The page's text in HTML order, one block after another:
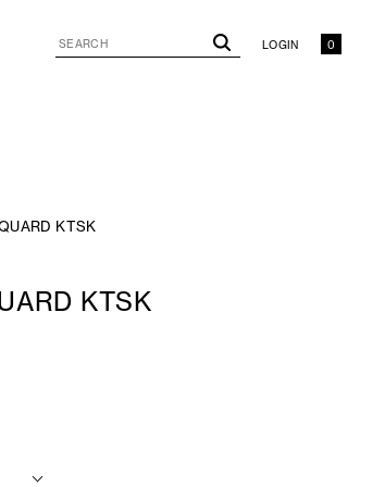
LOGIN 0
KTSK
KTSK